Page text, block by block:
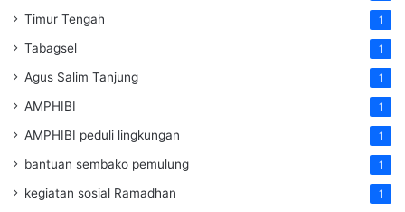
Timur Tengah 1
Tabagsel 1
Agus Salim Tanjung 1
AMPHIBI 1
AMPHIBI peduli lingkungan 1
bantuan sembako pemulung 1
kegiatan sosial Ramadhan 1